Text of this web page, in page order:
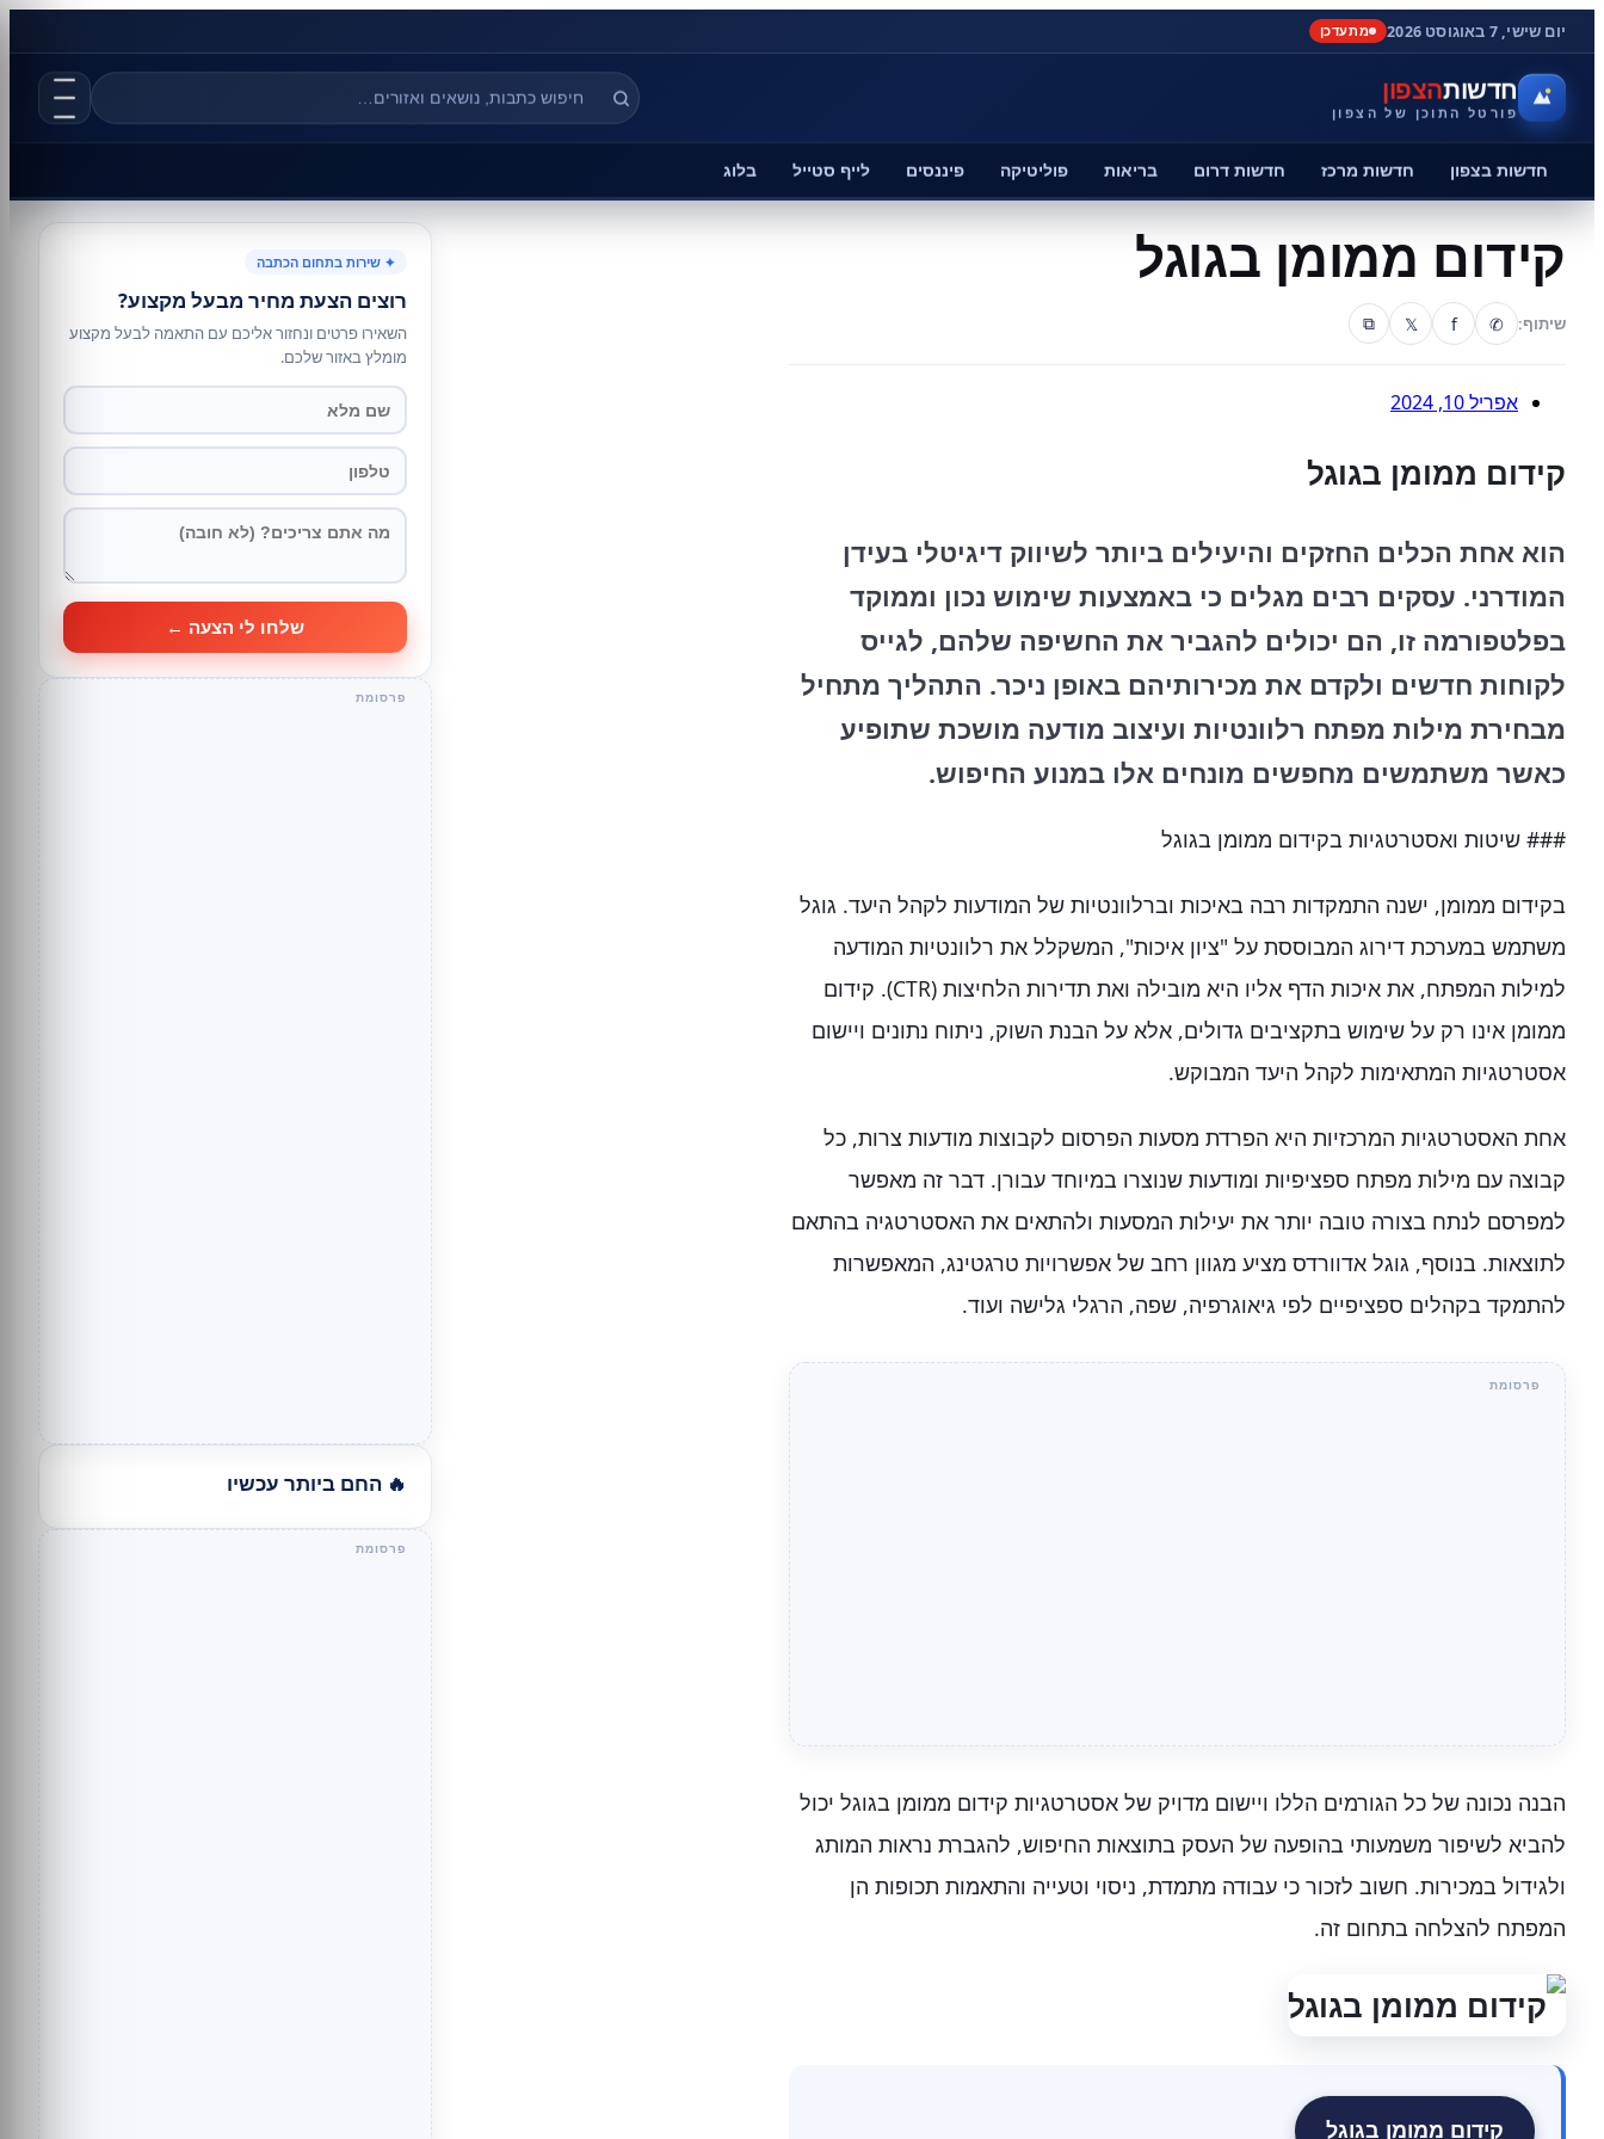
יום שישי, 7 באוגוסט 2026 מתעדכן
חדשותהצפון
פורטל התוכן של הצפון
חדשות בצפון חדשות מרכז חדשות דרום בריאות פוליטיקה פיננסים לייף סטייל בלוג
קידום ממומן בגוגל
שיתוף: ✆
f
𝕏
⧉
אפריל 10, 2024
קידום ממומן בגוגל
הוא אחת הכלים החזקים והיעילים ביותר לשיווק דיגיטלי בעידן
המודרני. עסקים רבים מגלים כי באמצעות שימוש נכון וממוקד
בפלטפורמה זו, הם יכולים להגביר את החשיפה שלהם, לגייס
לקוחות חדשים ולקדם את מכירותיהם באופן ניכר. התהליך מתחיל
מבחירת מילות מפתח רלוונטיות ועיצוב מודעה מושכת שתופיע
כאשר משתמשים מחפשים מונחים אלו במנוע החיפוש.
### שיטות ואסטרטגיות בקידום ממומן בגוגל
בקידום ממומן, ישנה התמקדות רבה באיכות וברלוונטיות של המודעות לקהל היעד. גוגל
משתמש במערכת דירוג המבוססת על "ציון איכות", המשקלל את רלוונטיות המודעה
למילות המפתח, את איכות הדף אליו היא מובילה ואת תדירות הלחיצות (CTR). קידום
ממומן אינו רק על שימוש בתקציבים גדולים, אלא על הבנת השוק, ניתוח נתונים ויישום
אסטרטגיות המתאימות לקהל היעד המבוקש.
אחת האסטרטגיות המרכזיות היא הפרדת מסעות הפרסום לקבוצות מודעות צרות, כל
קבוצה עם מילות מפתח ספציפיות ומודעות שנוצרו במיוחד עבורן. דבר זה מאפשר
למפרסם לנתח בצורה טובה יותר את יעילות המסעות ולהתאים את האסטרטגיה בהתאם
לתוצאות. בנוסף, גוגל אדוורדס מציע מגוון רחב של אפשרויות טרגטינג, המאפשרות
להתמקד בקהלים ספציפיים לפי גיאוגרפיה, שפה, הרגלי גלישה ועוד.
הבנה נכונה של כל הגורמים הללו ויישום מדויק של אסטרטגיות קידום ממומן בגוגל יכול
להביא לשיפור משמעותי בהופעה של העסק בתוצאות החיפוש, להגברת נראות המותג
ולגידול במכירות. חשוב לזכור כי עבודה מתמדת, ניסוי וטעייה והתאמות תכופות הן
המפתח להצלחה בתחום זה.
קידום ממומן בגוגל
✦ שירות בתחום הכתבה
רוצים הצעת מחיר מבעל מקצוע?
השאירו פרטים ונחזור אליכם עם התאמה לבעל מקצוע
מומלץ באזור שלכם.
שלחו לי הצעה ←
🔥 החם ביותר עכשיו